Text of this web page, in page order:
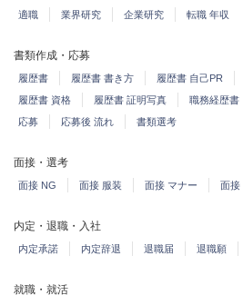
適職 業界研究 企業研究 転職 年収
書類作成・応募
履歴書 履歴書 書き方 履歴書 自己PR
履歴書 資格
履歴書 証明写真 職務経歴書
応募
応募後 流れ 書類選考
面接・選考
面接 NG 面接 服装 面接 マナー 面接
内定・退職・入社
内定承諾 内定辞退 退職届 退職願
就職・就活